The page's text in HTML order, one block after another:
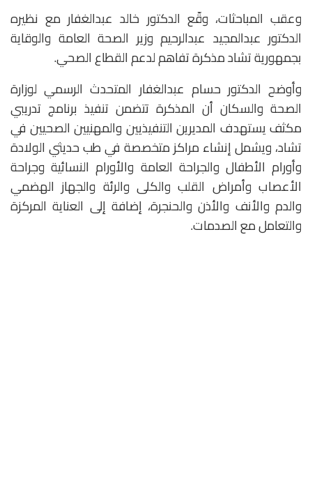
وعقب المباحثات، وقّع الدكتور خالد عبدالغفار مع نظيره
الدكتور عبدالمجيد عبدالرحيم وزير الصحة العامة والوقاية
بجمهورية تشاد مذكرة تفاهم لدعم القطاع الصحي.
وأوضح الدكتور حسام عبدالغفار المتحدث الرسمي لوزارة
الصحة والسكان أن المذكرة تتضمن تنفيذ برنامج تدريبي
مكثف يستهدف المديرين التنفيذيين والمهنيين الصحيين في
تشاد، ويشمل إنشاء مراكز متخصصة في طب حديثي الولادة
وأورام الأطفال والجراحة العامة والأورام النسائية وجراحة
الأعصاب وأمراض القلب والكلى والرئة والجهاز الهضمي
والدم والأنف والأذن والحنجرة، إضافة إلى العناية المركزة
والتعامل مع الصدمات.